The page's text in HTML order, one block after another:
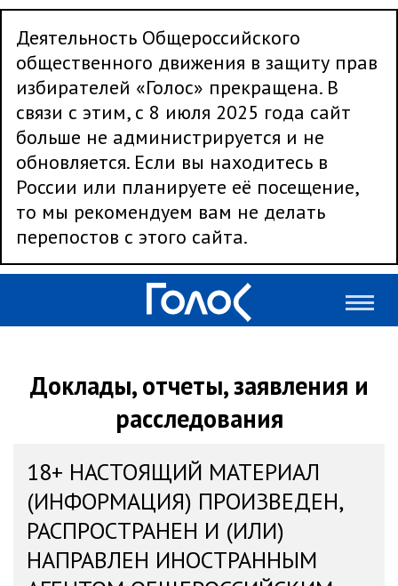
Деятельность Общероссийского
общественного движения в защиту прав
избирателей «Голос» прекращена. В
связи с этим, с 8 июля 2025 года сайт
больше не администрируется и не
обновляется. Если вы находитесь в
России или планируете её посещение,
то мы рекомендуем вам не делать
перепостов с этого сайта.
Доклады, отчеты, заявления и
расследования
18+ НАСТОЯЩИЙ МАТЕРИАЛ
(ИНФОРМАЦИЯ) ПРОИЗВЕДЕН,
РАСПРОСТРАНЕН И (ИЛИ)
НАПРАВЛЕН ИНОСТРАННЫМ